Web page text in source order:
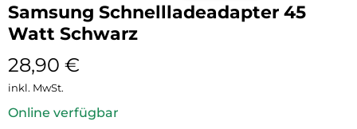
Samsung Schnellladeadapter 45
Watt Schwarz
28,90 €
inkl. MwSt.
Online verfügbar